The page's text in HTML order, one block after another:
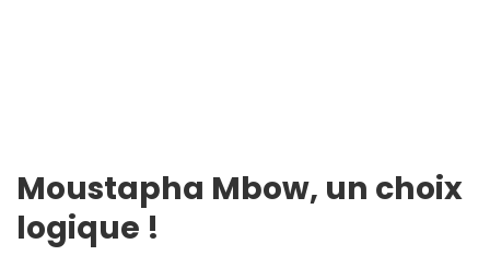
Moustapha Mbow, un choix
logique !